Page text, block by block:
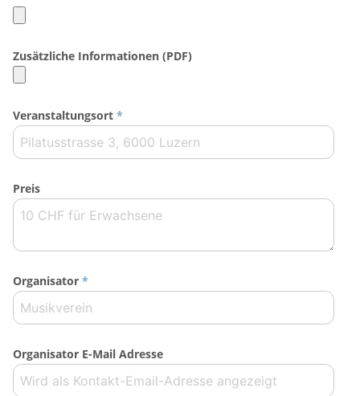
Zusätzliche Informationen (PDF)
Veranstaltungsort *
Preis
Organisator *
Organisator E-Mail Adresse